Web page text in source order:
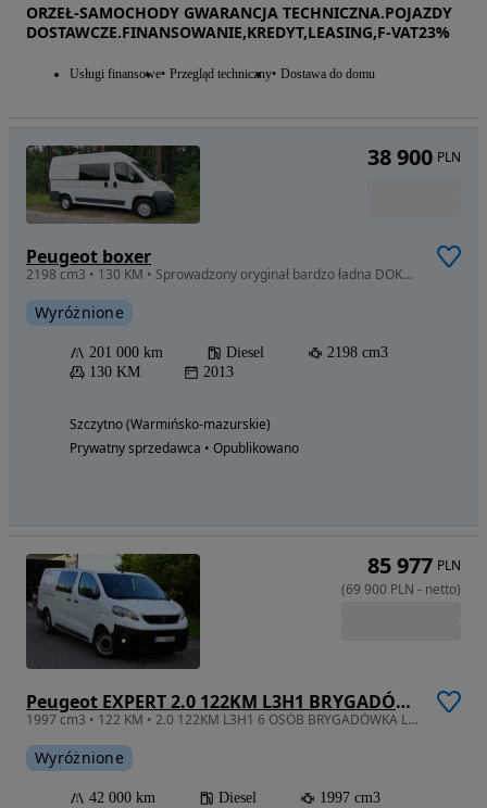
ORZEŁ-SAMOCHODY GWARANCJA TECHNICZNA.POJAZDY
DOSTAWCZE.FINANSOWANIE,KREDYT,LEASING,F-VAT23%
Usługi finansowe Przegląd techniczny Dostawa do domu
Peugeot boxer
2198 cm3 • 130 KM • Sprowadzony oryginał bardzo ładna DOKA L2H2 tylko 201 tys km
Wyróżnione
201 000 km Diesel
2198 cm3
130 KM
2013
Szczytno (Warmińsko-mazurskie)
Prywatny sprzedawca • Opublikowano
38 900 PLN
Peugeot EXPERT 2.0 122KM L3H1 BRYGADÓWKA 6 OSÓB LONG NAVIGACJA MAŁY PRZEBIEG 42 TYŚ KM FV23%
1997 cm3 • 122 KM • 2.0 122KM L3H1 6 OSÓB BRYGADÓWKA LONG Bezwypadkowy Serwis FV23%
Wyróżnione
42 000 km Diesel
1997 cm3
85 977 PLN
(69 900 PLN - netto)